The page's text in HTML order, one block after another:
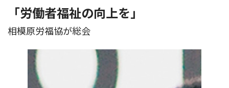
「労働者福祉の向上を」
相模原労福協が総会